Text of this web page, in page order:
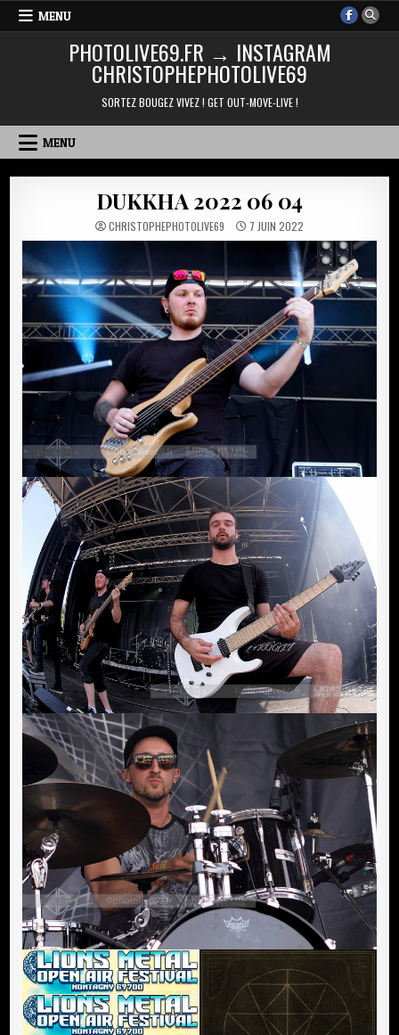
Skip
MENU
PHOTOLIVE69.FR → INSTAGRAM
CHRISTOPHEPHOTOLIVE69
SORTEZ BOUGEZ VIVEZ ! GET OUT-MOVE-LIVE !
MENU
DUKKHA 2022 06 04
CHRISTOPHEPHOTOLIVE69 7 JUIN 2022